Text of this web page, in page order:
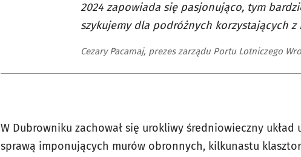
2024 zapowiada się pasjonująco, tym
szykujemy dla podróżnych korzystających z
Cezary Pacamaj, prezes zarządu Portu Lotniczego
W Dubrowniku zachował się urokliwy średniowieczny
sprawą imponujących murów obronnych, kilkunastu